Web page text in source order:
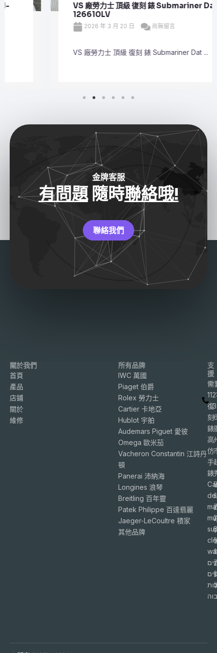
VS 廠勞力士 頂級 復刻 錶 Submariner Date
126610LV
2026 年 3 月 20 日 尚無留言
VS 廠勞力士 頂級 復刻 錶 Submariner Dat ...
金牌客服
有問題隨時聯絡哦!
聯絡我們
關於我們
首頁
產品
店鋪
關於
維修
所有品牌
IWC 萬國
Piaget 伯爵
Rolex 勞力士
Cartier 卡地亞
Hublot 宇舶
Audemars Piguet 愛彼
Omega 歐米茄
Vacheron Constantin 江詩丹
頓
Panerai 沛納海
Longines 浪琴
Breitling 百年靈
Patek Philippe 百達翡麗
Jaeger-LeCoultre 積家
其他品牌
支
援
需
復
刻
錶
高
仿
手
錶
de